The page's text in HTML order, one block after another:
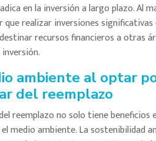
en la inversión a largo plazo. Al
realizar inversiones significativas
recursos financieros a otras
ambiente al optar
del reemplazo
reemplazo no solo tiene beneficios
medio ambiente. La sostenibilidad